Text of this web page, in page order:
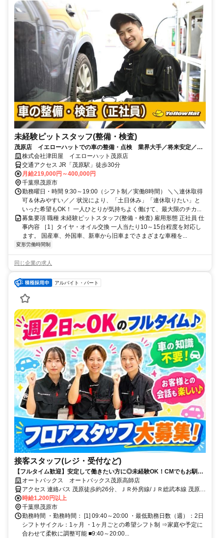
未経験ピットスタッフ(整備・検査)
茂原店 イエローハットでの車の整備・点検 業界大手／将来安定／未
経験から資格取得など働く環境◎
株式会社津田屋 イエローハット茂原店
交通アクセス JR「茂原駅」徒歩30分
月給219,000円～400,000円
千葉県茂原市
勤務曜日・時間 9:30～19:00（シフト制／実働8時間） ＼＼連休取得
可＆休みやすい／／ 状況により、「土日休み」「連休取りたい」と
いった希望もOK！ 一人ひとりが気持ちよく働けて、最大限のチカ...
募集要項 職種 未経験ピットスタッフ(整備・検査) 雇用形態 正社員 仕
事内容 ［1］タイヤ・オイル交換 一人当たり10～15台程度を対応し
ます。 国産車、外国車、新車から旧車までさまざまな車種を...
変形労働時間制
同じ企業の求人
アルバイト・パート
接客スタッフ(レジ・受付など)
【フルタイム歓迎】安定して働きたい方に◎未経験OK！CMでもお馴染
み★オートバックスのお仕事になります！
オートバックス オートバックス茂原高師店
アクセス 連絡バス 茂原徒歩約26分、ＪＲ外房線/ＪＲ総武本線 茂原南
口徒歩約26分、ＪＲ外房線/ＪＲ総武本線 新茂原徒歩約27分
時給1,200円以上
千葉県茂原市
勤務時間 ・勤務時間： [1] 09:40～20:00 ・最低勤務日数（週）：2日
シフトサイクル：1ヶ月 ・1ヶ月ごとの希望シフト制 ⇒家庭や予定に
合わせて柔軟に調整可能 ■9:40～20:00...